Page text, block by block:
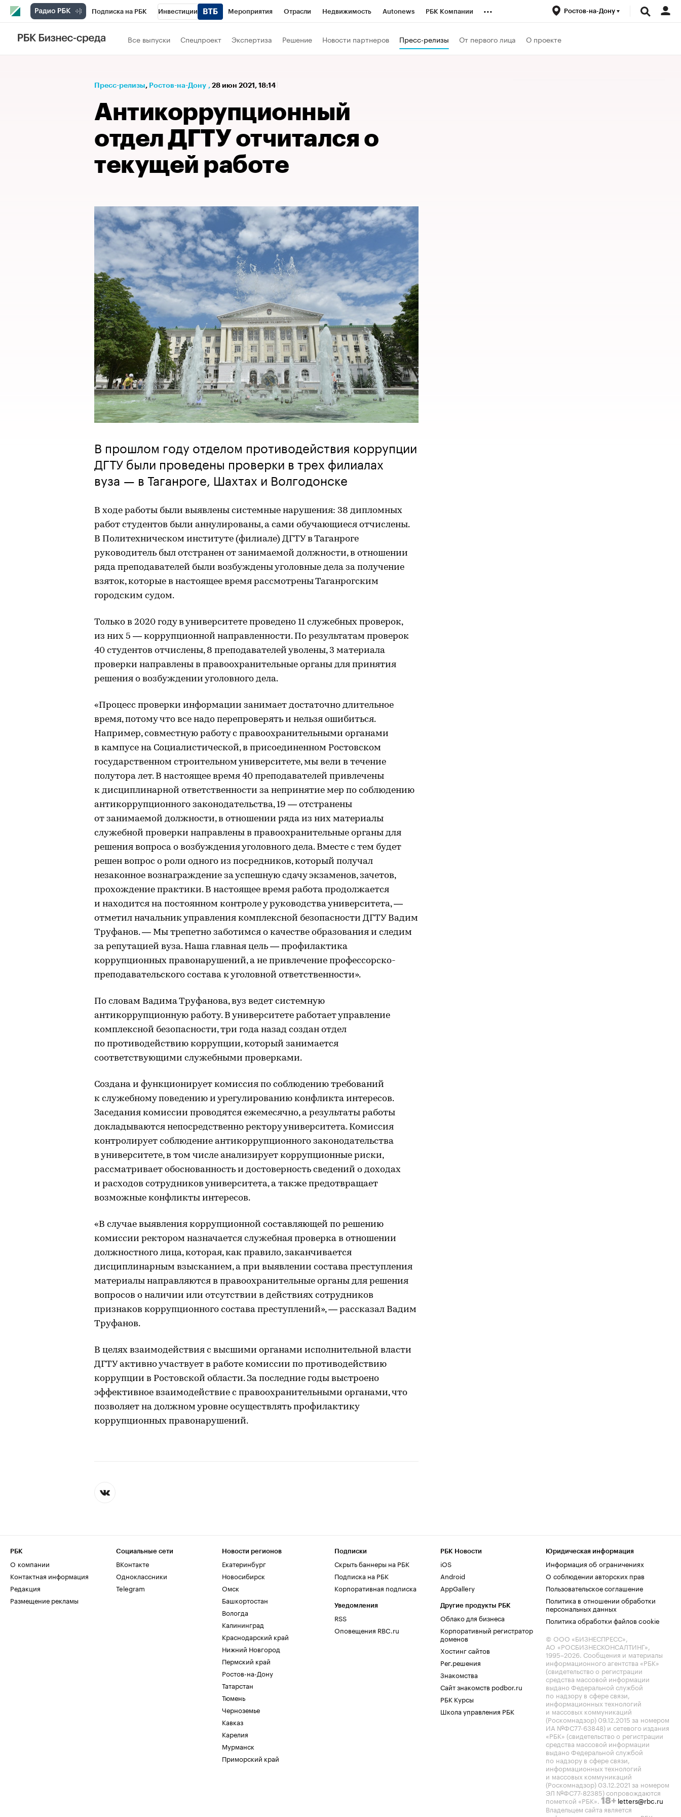
Подписка на РБК Инвестиции Мероприятия Отрасли Недвижимость Autonews РБК Компании
Телеканал
Спецпроекты Бизнес
... Ростов-на-Дону
Все выпуски Спецпроект Экспертиза Решение Новости партнеров Пресс-релизы От первого лица О проекте
Пресс-релизы⁠, Ростов-на-Дону , 28 июн 2021, 18:14
Антикоррупционный
отдел ДГТУ отчитался о
текущей работе
В прошлом году отделом противодействия коррупции
ДГТУ были проведены проверки в трех филиалах
вуза — в Таганроге, Шахтах и Волгодонске
В ходе работы были выявлены системные нарушения: 38 дипломных
работ студентов были аннулированы, а сами обучающиеся отчислены.
В Политехническом институте (филиале) ДГТУ в Таганроге
руководитель был отстранен от занимаемой должности, в отношении
ряда преподавателей были возбуждены уголовные дела за получение
взяток, которые в настоящее время рассмотрены Таганрогским
городским судом.
Только в 2020 году в университете проведено 11 служебных проверок,
из них 5 — коррупционной направленности. По результатам проверок
40 студентов отчислены, 8 преподавателей уволены, 3 материала
проверки направлены в правоохранительные органы для принятия
решения о возбуждении уголовного дела.
«Процесс проверки информации занимает достаточно длительное
время, потому что все надо перепроверять и нельзя ошибиться.
Например, совместную работу с правоохранительными органами
в кампусе на Социалистической, в присоединенном Ростовском
государственном строительном университете, мы вели в течение
полутора лет. В настоящее время 40 преподавателей привлечены
к дисциплинарной ответственности за непринятие мер по соблюдению
антикоррупционного законодательства, 19 — отстранены
от занимаемой должности, в отношении ряда из них материалы
служебной проверки направлены в правоохранительные органы для
решения вопроса о возбуждения уголовного дела. Вместе с тем будет
решен вопрос о роли одного из посредников, который получал
незаконное вознаграждение за успешную сдачу экзаменов, зачетов,
прохождение практики. В настоящее время работа продолжается
и находится на постоянном контроле у руководства университета, —
отметил начальник управления комплексной безопасности ДГТУ Вадим
Труфанов. — Мы трепетно заботимся о качестве образования и следим
за репутацией вуза. Наша главная цель — профилактика
коррупционных правонарушений, а не привлечение профессорско-
преподавательского состава к уголовной ответственности».
По словам Вадима Труфанова, вуз ведет системную
антикоррупционную работу. В университете работает управление
комплексной безопасности, три года назад создан отдел
по противодействию коррупции, который занимается
соответствующими служебными проверками.
Создана и функционирует комиссия по соблюдению требований
к служебному поведению и урегулированию конфликта интересов.
Заседания комиссии проводятся ежемесячно, а результаты работы
докладываются непосредственно ректору университета. Комиссия
контролирует соблюдение антикоррупционного законодательства
в университете, в том числе анализирует коррупционные риски,
рассматривает обоснованность и достоверность сведений о доходах
и расходов сотрудников университета, а также предотвращает
возможные конфликты интересов.
«В случае выявления коррупционной составляющей по решению
комиссии ректором назначается служебная проверка в отношении
должностного лица, которая, как правило, заканчивается
дисциплинарным взысканием, а при выявлении состава преступления
материалы направляются в правоохранительные органы для решения
вопросов о наличии или отсутствии в действиях сотрудников
признаков коррупционного состава преступлений», — рассказал Вадим
Труфанов.
В целях взаимодействия с высшими органами исполнительной власти
ДГТУ активно участвует в работе комиссии по противодействию
коррупции в Ростовской области. За последние годы выстроено
эффективное взаимодействие с правоохранительными органами, что
позволяет на должном уровне осуществлять профилактику
коррупционных правонарушений.
РБК
О компании
Контактная информация
Редакция
Размещение рекламы
Социальные сети
ВКонтакте
Одноклассники
Telegram
Новости регионов
Екатеринбург
Новосибирск
Омск
Башкортостан
Вологда
Калининград
Краснодарский край
Нижний Новгород
Пермский край
Ростов-на-Дону
Татарстан
Тюмень
Черноземье
Кавказ
Карелия
Мурманск
Приморский край
Подписки
Скрыть баннеры на РБК
Подписка на РБК
Корпоративная подписка
Уведомления
RSS
Оповещения RBC.ru
РБК Новости
iOS
Android
AppGallery
Другие продукты РБК
Облако для бизнеса
Корпоративный регистратор
доменов
Хостинг сайтов
Рег.решения
Знакомства
Сайт знакомств podbor.ru
РБК Курсы
Школа управления РБК
Юридическая информация
Информация об ограничениях
О соблюдении авторских прав
Пользовательское соглашение
Политика в отношении обработки
персональных данных
Политика обработки файлов cookie
© ООО «БИЗНЕСПРЕСС»,
АО «РОСБИЗНЕСКОНСАЛТИНГ»,
1995–2026. Сообщения и материалы
информационного агентства «РБК»
(свидетельство о регистрации
средства массовой информации
выдано Федеральной службой
по надзору в сфере связи,
информационных технологий
и массовых коммуникаций
(Роскомнадзор) 09.12.2015 за номером
ИА №ФС77-63848) и сетевого издания
«РБК» (свидетельство о регистрации
средства массовой информации
выдано Федеральной службой
по надзору в сфере связи,
информационных технологий
и массовых коммуникаций
(Роскомнадзор) 03.12.2021 за номером
ЭЛ №ФС77-82385) сопровождаются
пометкой «РБК». 18+ letters@rbc.ru
Владельцем сайта является